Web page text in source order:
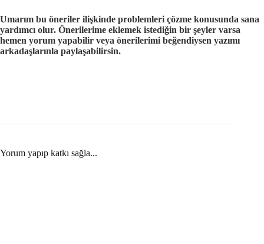
Umarım bu öneriler ilişkinde problemleri çözme konusunda sana
yardımcı olur. Önerilerime eklemek istediğin bir şeyler varsa
hemen yorum yapabilir veya önerilerimi beğendiysen yazımı
arkadaşlarınla paylaşabilirsin.
Yorum yapıp katkı sağla...